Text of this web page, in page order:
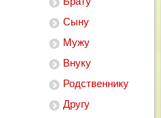
Сыну
Мужу
Внуку
Родственнику
Другу